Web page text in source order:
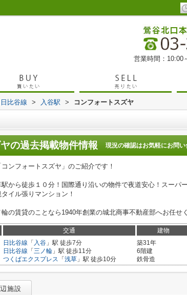
営業時間：10:00
比谷線 > 入谷駅 > コンフォートスズヤ
の過去掲載物件情報 現況の確認はお気軽にお問い
ンフォートスズヤ」のご紹介です！
から徒歩１０分！国際通り沿いの物件で夜道安心！スーパ
イル張りマンション！
の賃貸のことなら1940年創業の城北商事不動産部へお任せ
交通 建物
日比谷線 「 入谷 」駅 徒歩7分
日比谷線 「 三ノ輪 」駅 徒歩11分
つくばエクスプレス 「 浅草 」駅 徒歩10分
築31年
6階建
鉄骨造
施設